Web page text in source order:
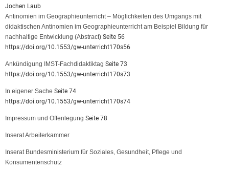
Jochen Laub
Antinomien im Geographieunterricht – Möglichkeiten des Umgangs mit
didaktischen Antinomien im Geographieunterricht am Beispiel Bildung für
nachhaltige Entwicklung (Abstract) Seite 56
https://doi.org/10.1553/gw-unterricht170s56
Ankündigung IMST-Fachdidaktiktag Seite 73
https://doi.org/10.1553/gw-unterricht170s73
In eigener Sache Seite 74
https://doi.org/10.1553/gw-unterricht170s74
Impressum und Offenlegung Seite 78
Inserat Arbeiterkammer
Inserat Bundesministerium für Soziales, Gesundheit, Pflege und
Konsumentenschutz